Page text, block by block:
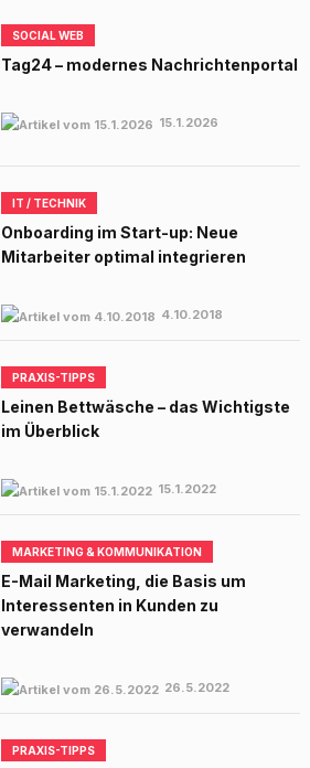
SOCIAL WEB
Tag24 – modernes Nachrichtenportal
15.1.2026
IT / TECHNIK
Onboarding im Start-up: Neue
Mitarbeiter optimal integrieren
4.10.2018
PRAXIS-TIPPS
Leinen Bettwäsche – das Wichtigste
im Überblick
15.1.2022
MARKETING & KOMMUNIKATION
E-Mail Marketing, die Basis um
Interessenten in Kunden zu
verwandeln
26.5.2022
PRAXIS-TIPPS